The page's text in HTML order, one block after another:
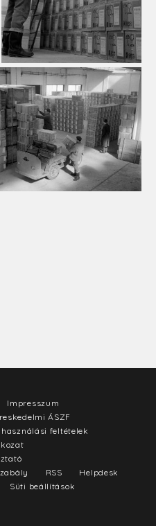
Impresszum
ÁSZF
feltételek
RSS
Helpdesk
Süti beállítások